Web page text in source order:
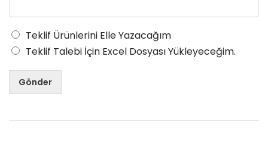
Teklif Ürünlerini Elle Yazacağım
Teklif Talebi İçin Excel Dosyası Yükleyeceğim.
Gönder